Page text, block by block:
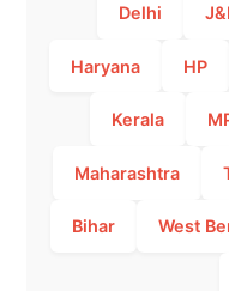
Delhi
Haryana HP
Kerala
Maharashtra
Bihar West